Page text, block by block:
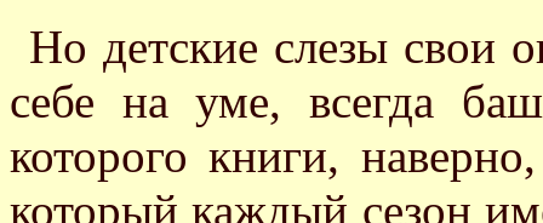
Но детские слезы свои
себе на уме, всегда
которого книги,
который каждый сезон